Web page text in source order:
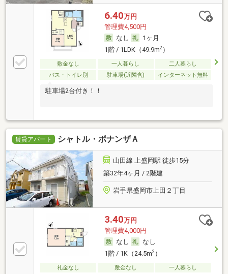
6.40万円
管理費4,500円
なし
1ヶ月
1階 / 1LDK（49.9m2）
敷金なし 一人暮らし
二人暮らし
バス・トイレ別
駐車場(近隣含) インターネット無料
駐車場2台付き！！
賃貸アパート シャトル・ボナンザＡ
山田線 上盛岡駅 徒歩15分
築32年4ヶ月 / 2階建
岩手県盛岡市上田２丁目
3.40万円
管理費4,000円
なし
なし
1階 / 1K（24.5m2）
礼金なし 敷金なし
一人暮らし